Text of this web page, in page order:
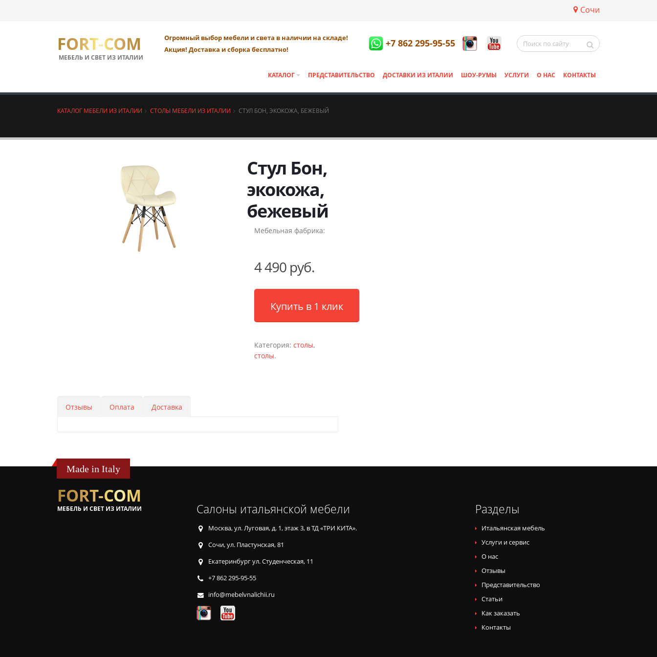
Сочи
FORT-COM
МЕБЕЛЬ И СВЕТ ИЗ ИТАЛИИ
Огромный выбор мебели и света в наличии на складе!
Акция! Доставка и сборка бесплатно!
+7 862 295-95-55
КАТАЛОГ ПРЕДСТАВИТЕЛЬСТВО ДОСТАВКИ ИЗ ИТАЛИИ ШОУ-РУМЫ УСЛУГИ О НАС КОНТАКТЫ
КАТАЛОГ МЕБЕЛИ ИЗ ИТАЛИИ СТОЛЫ МЕБЕЛИ ИЗ ИТАЛИИ СТУЛ БОН, ЭКОКОЖА, БЕЖЕВЫЙ
Стул Бон,
экокожа,
бежевый
Мебельная фабрика:
4 490 руб.
Купить в 1 клик
Категория:столы,
столы.
Отзывы Оплата Доставка
Made in Italy
FORT-COM
МЕБЕЛЬ И СВЕТ ИЗ ИТАЛИИ Салоны итальянской мебели
Москва, ул. Луговая, д. 1, этаж 3, в ТД «ТРИ КИТА».
Сочи, ул. Пластунская, 81
Екатеринбург ул. Студенческая, 11
+7 862 295-95-55
info@mebelvnalichii.ru
Разделы
Итальянская мебель
Услуги и сервис
О нас
Отзывы
Представительство
Статьи
Как заказать
Контакты